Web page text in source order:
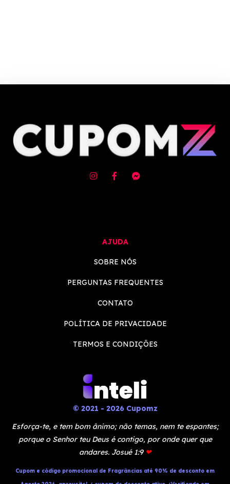
AJUDA
SOBRE NÓS
PERGUNTAS FREQUENTES
CONTATO
POLÍTICA DE PRIVACIDADE
TERMOS E CONDIÇÕES
© 2021 - 2026 Cupomz
Esforça-te, e tem bom ânimo; não temas, nem te espantes;
porque o Senhor teu Deus é contigo, por onde quer que
andares. Josué 1:9 ❤
Cupom e código promocional de Fragrâncias até 90% de desconto em